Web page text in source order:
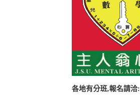
各地有分班,報名請洽: